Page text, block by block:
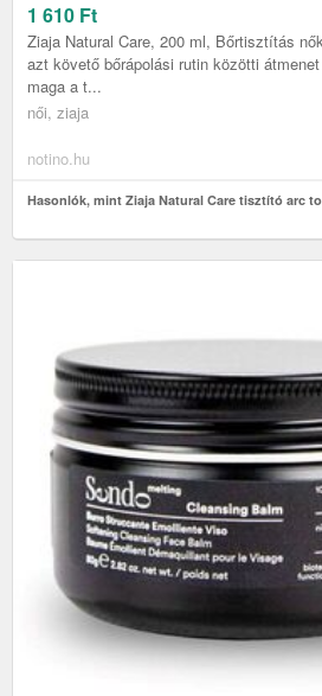
1 610 Ft
Ziaja Natural Care, 200 ml, Bőrtisztítás
azt követő bőrápolási rutin közötti
maga a t...
női, ziaja
notino.hu
Hasonlók, mint Ziaja Natural Care tisztító arc